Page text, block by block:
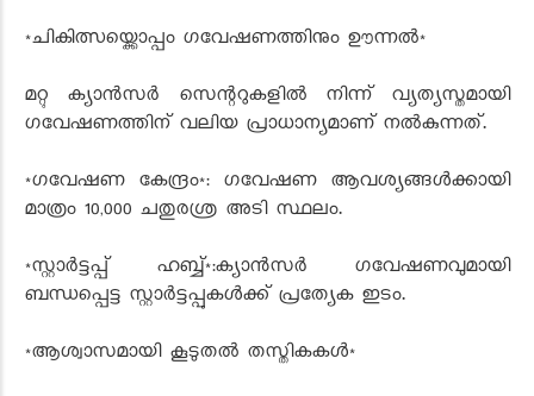
*ചികിത്സയ്ക്കൊപ്പം ഗവേഷണത്തിനും ഊന്നൽ*
മറ്റു ക്യാൻസർ സെന്ററുകളിൽ നിന്ന് വ്യത്യസ്തമായി
ഗവേഷണത്തിന് വലിയ പ്രാധാന്യമാണ് നൽകുന്നത്.
*ഗവേഷണ കേന്ദ്രം*: ഗവേഷണ ആവശ്യങ്ങൾക്കായി
മാത്രം 10,000 ചതുരശ്ര അടി സ്ഥലം.
*സ്റ്റാർട്ടപ്പ് ഹബ്ബ്*:ക്യാൻസർ ഗവേഷണവുമായി
ബന്ധപ്പെട്ട സ്റ്റാർട്ടപ്പുകൾക്ക് പ്രത്യേക ഇടം.
*ആശ്വാസമായി കൂടുതൽ തസ്തികകൾ*